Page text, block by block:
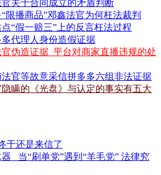
关于合同成立的矛盾判断
限播商品”邓鑫法官为何枉法裁判
“假一赔三”上的反言枉法过程
代理人身份造假证据
伪造证据_平台对商家直播违规的处
官等故意采信拼多多六组非法证据
瞒的《光盘》与认定的事实有五大
于还是来信了
_当“刷单党”遇到“羊毛党” 法律究